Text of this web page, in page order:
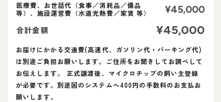
医療費、お世話代（食事／消耗品／備品
等）、施設運営費（水道光熱費／家賃 等）
¥45,000
合計金額 ¥45,000
お届けにかかる交通費(高速代、ガソリン代・パーキング代)
は別途ご負担お願いします。ご住所をお聞きしてお調べして
お伝えします。 正式譲渡後、マイクロチップの飼い主登録
が必要です。別途国のシステムへ400円の手数料のお支払お
願いします。